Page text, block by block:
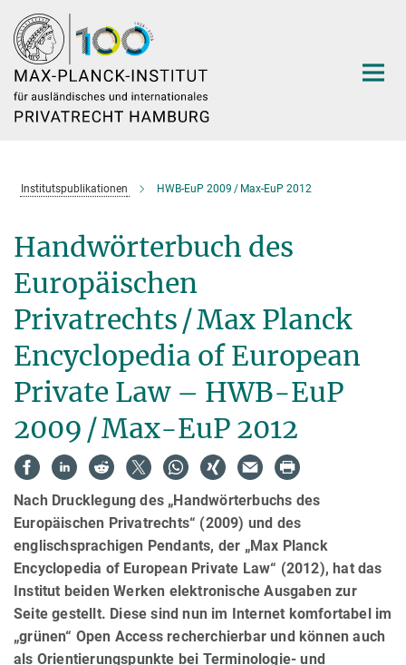
Hauptinhalt
Institutspublikationen HWB-EuP 2009 / Max-EuP 2012
Handwörterbuch des
Europäischen
Privatrechts / Max Planck
Encyclopedia of European
Private Law – HWB-EuP
2009 / Max-EuP 2012
Nach Drucklegung des „Handwörterbuchs des
Europäischen Privatrechts“ (2009) und des
englischsprachigen Pendants, der „Max Planck
Encyclopedia of European Private Law“ (2012), hat das
Institut beiden Werken elektronische Ausgaben zur
Seite gestellt. Diese sind nun im Internet komfortabel im
„grünen“ Open Access recherchierbar und können auch
als Orientierungspunkte bei Terminologie- und